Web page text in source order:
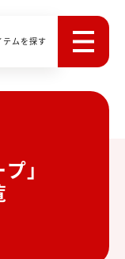
テムを探す
」